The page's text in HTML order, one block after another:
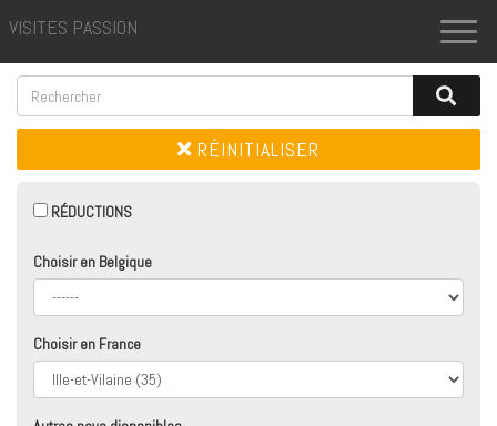
VISITES PASSION
RÉINITIALISER
RÉDUCTIONS
Choisir en Belgique
Choisir en France